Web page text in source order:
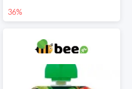
36%